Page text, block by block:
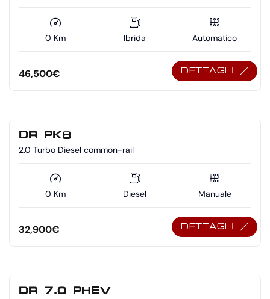
0 Km Ibrida Automatico
46,500€ DETTAGLI
DR PK8
2.0 Turbo Diesel common-rail
0 Km Diesel Manuale
32,900€ DETTAGLI
DR 7.0 PHEV